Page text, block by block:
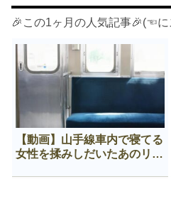
🎉この1ヶ月の人気記事🎉(☜に
【動画】山手線車内で寝てる
女性を揉みしだいたあのリー